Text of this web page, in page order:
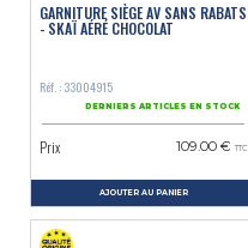
GARNITURE SIÈGE AV SANS RABATS
- SKAÏ AÉRÉ CHOCOLAT
Réf. : 33004915
DERNIERS ARTICLES EN STOCK
Prix 109.00 € TTC
AJOUTER AU PANIER